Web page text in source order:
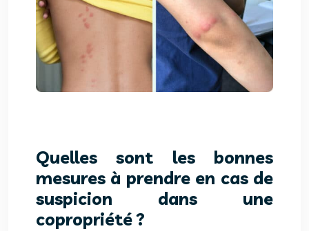
Quelles sont les bonnes
mesures à prendre en cas de
suspicion dans une
copropriété ?